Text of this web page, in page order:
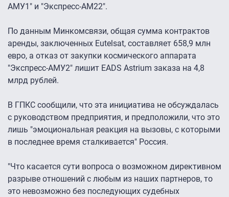
АМУ1" и "Экспресс-АМ22".
По данным Минкомсвязи, общая сумма контрактов
аренды, заключенных Eutelsat, составляет 658,9 млн
евро, а отказ от закупки космического аппарата
"Экспресс-АМУ2" лишит EADS Astrium заказа на 4,8
млрд рублей.
В ГПКС сообщили, что эта инициатива не обсуждалась
с руководством предприятия, и предположили, что это
лишь "эмоциональная реакция на вызовы, с которыми
в последнее время сталкивается" Россия.
"Что касается сути вопроса о возможном директивном
разрыве отношений с любым из наших партнеров, то
это невозможно без последующих судебных